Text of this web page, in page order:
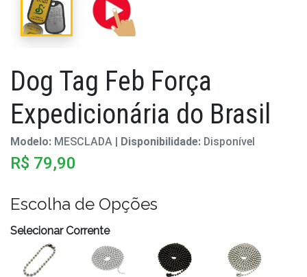
Dog Tag Feb Força
Expedicionária do Brasil
Modelo: MESCLADA | Disponibilidade: Disponível
R$ 79,90
Escolha de Opções
Selecionar Corrente